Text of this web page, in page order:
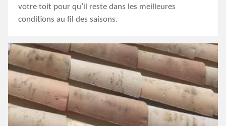
votre toit pour qu’il reste dans les meilleures
conditions au fil des saisons.